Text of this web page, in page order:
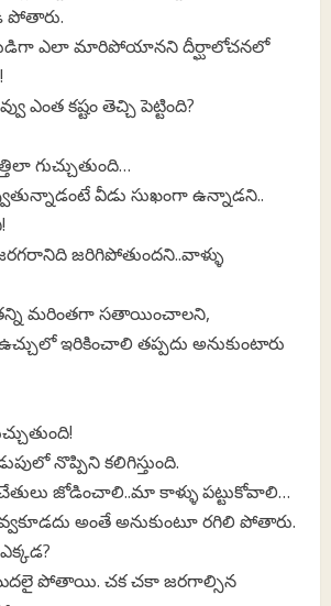
పోతారు.
ఎలా మారిపోయానని దీర్ఘాలోచనలో
ఎంత కష్టం తెచ్చి పెట్టింది?
గుచ్చుతుంది…
వీడు సుఖంగా ఉన్నాడని..
జరిగిపోతుందని..వాళ్ళు
మరింతగా సతాయించాలని,
ఇరికించాలి తప్పదు అనుకుంటారు
నొప్పిని కలిగిస్తుంది.
జోడించాలి..మా కాళ్ళు పట్టుకోవాలి…
అంతే అనుకుంటూ రగిలి పోతారు.
మొదలై పోతాయి. చక చకా జరగాల్సిన